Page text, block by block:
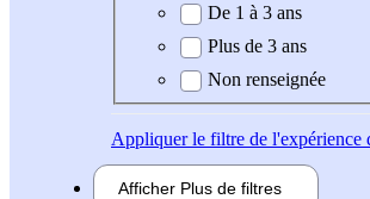
De 1 à 3 ans
Plus de 3 ans
Non renseignée
Appliquerle filtre de l'expérience
Afficher Plus de filtres